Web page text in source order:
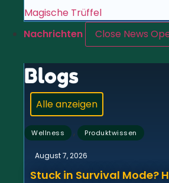
Magische Trüffel
Nachrichten
Close News
Blogs
Alle anzeigen
Wellness , Produktwissen
August 7, 2026
Stuck in Survival Mode?